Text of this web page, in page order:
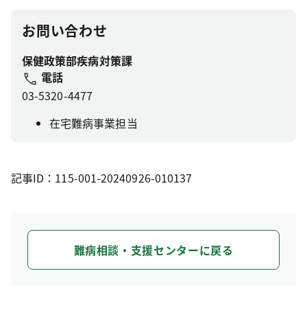
お問い合わせ
保健政策部疾病対策課
電話
03-5320-4477
在宅難病事業担当
記事ID：115-001-20240926-010137
難病相談・支援センターに戻る